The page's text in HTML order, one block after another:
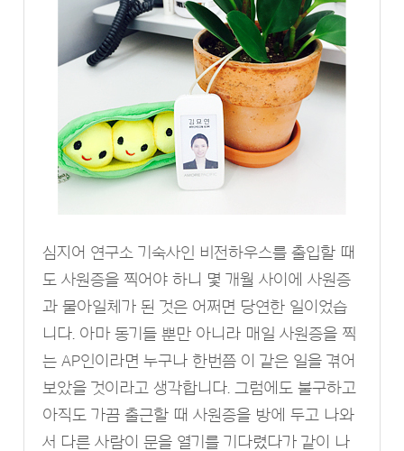
심지어 연구소 기숙사인 비전하우스를 출입할 때
도 사원증을 찍어야 하니 몇 개월 사이에 사원증
과 물아일체가 된 것은 어쩌면 당연한 일이었습
니다. 아마 동기들 뿐만 아니라 매일 사원증을 찍
는 AP인이라면 누구나 한번쯤 이 같은 일을 겪어
보았을 것이라고 생각합니다. 그럼에도 불구하고
아직도 가끔 출근할 때 사원증을 방에 두고 나와
서 다른 사람이 문을 열기를 기다렸다가 같이 나